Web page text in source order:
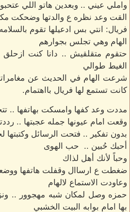
واملي عيني .. وبعدين هاتو اللي
القت وعد نظره ع والدتها وضحكت
فريال: انتي بس ادعيلها تقوم
الهام وهي تجلس بجوارهم
حتقوم متقلقيش .. دانا كنت
الغيط طوالي
شرعت الهام في الحديث عن مغامراتها
كانت تستمع لها فريال بااهتمام.
مددت وعد كفها وامسكت بهاتفها ..
وقعت امام عيونها جمله عجبتها ..
بدون تفكير .. فتحت الرسائل وكتبتها
أحبك حُبين .. حب الهوى
وحباً لأنك أهل لذاك
ضغطت ع ارساال وقفلت هاتفها
وعاودت الاستماع لالهام
حمزه وصل لمكان شبه مهجوور ..
بها امام بوابه البيت الخشبي